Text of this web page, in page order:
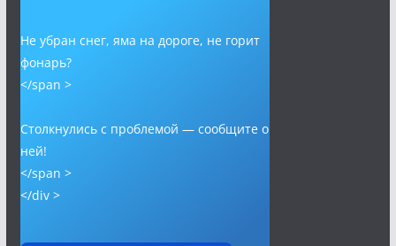
Не убран снег, яма на дороге, не горит
фонарь?
</span >
Столкнулись с проблемой — сообщите о
ней!
</span >
</div >